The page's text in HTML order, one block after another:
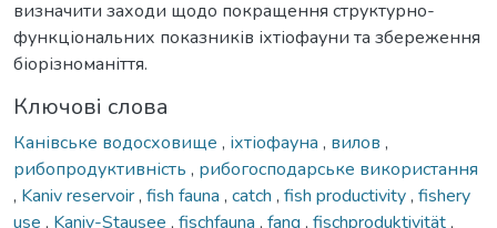
визначити заходи щодо покращення структурно-
функціональних показників іхтіофауни та збереження
біорізноманіття.
Ключові слова
Канівське водосховище , іхтіофауна , вилов ,
рибопродуктивність , рибогосподарське використання
, Kaniv reservoir, fish fauna , catch , fish productivity, fishery
use , Kaniv-Stausee , fischfauna , fang , fischproduktivität,